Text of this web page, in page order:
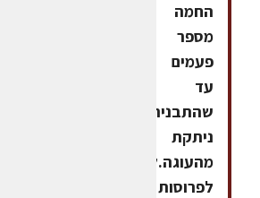
החמה
מספר
פעמים
עד
שהתבנית
ניתקת
מהעוגה.לפרוס
לפרוסות